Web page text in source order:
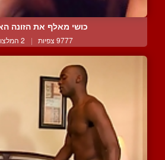
כושי מאלף את הזונה
9777 צפיות | 2 המלצות